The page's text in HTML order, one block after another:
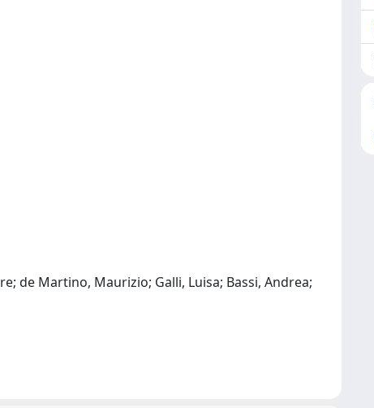
de Martino, Maurizio; Galli, Luisa; Bassi, Andrea;